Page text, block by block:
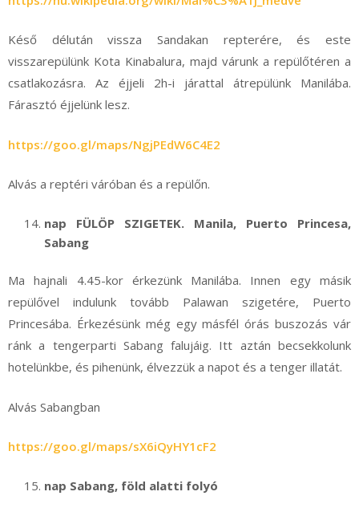
Késő délután vissza Sandakan repterére, és este
visszarepülünk Kota Kinabalura, majd várunk a repülőtéren a
csatlakozásra. Az éjjeli 2h-i járattal átrepülünk Manilába.
Fárasztó éjjelünk lesz.
https://goo.gl/maps/NgjPEdW6C4E2
Alvás a reptéri váróban és a repülőn.
nap FÜLÖP SZIGETEK. Manila, Puerto Princesa,
Sabang
Ma hajnali 4.45-kor érkezünk Manilába. Innen egy másik
repülővel indulunk tovább Palawan szigetére, Puerto
Princesába. Érkezésünk még egy másfél órás buszozás vár
ránk a tengerparti Sabang falujáig. Itt aztán becsekkolunk
hotelünkbe, és pihenünk, élvezzük a napot és a tenger illatát.
Alvás Sabangban
https://goo.gl/maps/sX6iQyHY1cF2
nap Sabang, föld alatti folyó